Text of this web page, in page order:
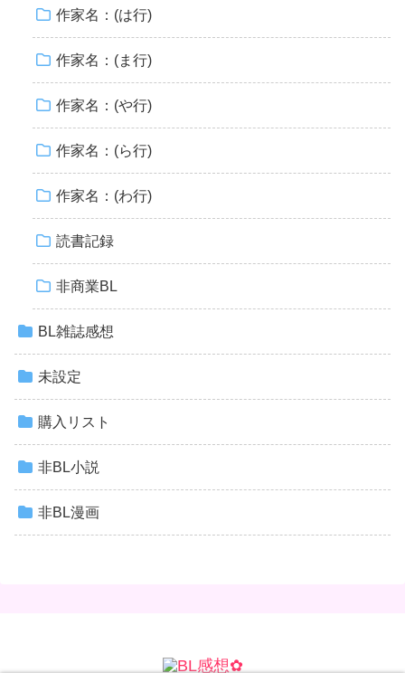
作家名：(は行)
作家名：(ま行)
作家名：(や行)
作家名：(ら行)
作家名：(わ行)
読書記録
非商業BL
BL雑誌感想
未設定
購入リスト
非BL小説
非BL漫画